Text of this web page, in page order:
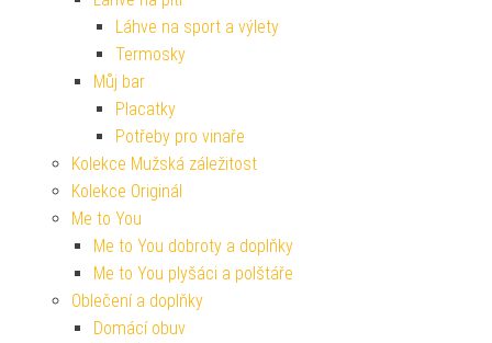
Láhve na sport a výlety
Termosky
Můj bar
Placatky
Potřeby pro vinaře
Kolekce Mužská záležitost
Kolekce Originál
Me to You
Me to You dobroty a doplňky
Me to You plyšáci a polštáře
Oblečení a doplňky
Domácí obuv